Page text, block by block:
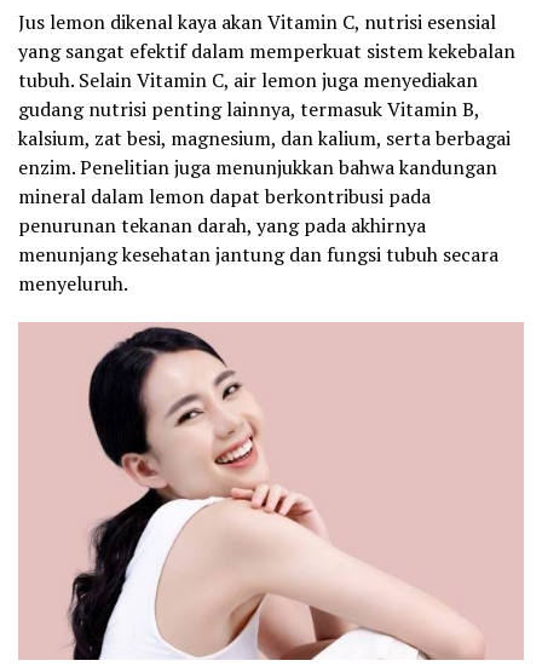
Jus lemon dikenal kaya akan Vitamin C, nutrisi esensial
yang sangat efektif dalam memperkuat sistem kekebalan
tubuh. Selain Vitamin C, air lemon juga menyediakan
gudang nutrisi penting lainnya, termasuk Vitamin B,
kalsium, zat besi, magnesium, dan kalium, serta berbagai
enzim. Penelitian juga menunjukkan bahwa kandungan
mineral dalam lemon dapat berkontribusi pada
penurunan tekanan darah, yang pada akhirnya
menunjang kesehatan jantung dan fungsi tubuh secara
menyeluruh.